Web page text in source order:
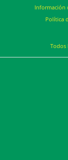
Información
Política
Todos